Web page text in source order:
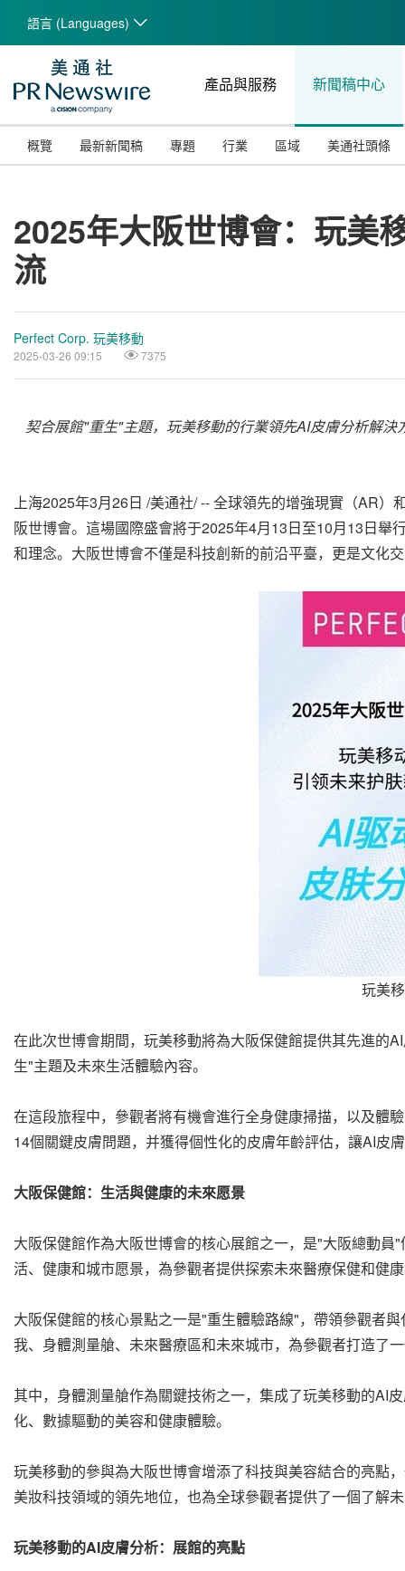
語言 (Languages)
產品與服務 新聞稿中心
概覽 最新新聞稿 專題 行業 區域 美通社頭條
2025年大阪世博會：玩美
流
Perfect Corp. 玩美移動
2025-03-26 09:15 7375
契合展館"重生"主題，玩美移動的行業領先AI皮膚分析解
上海2025年3月26日 /美通社/ -- 全球領先的增強現實（AR
阪世博會。這場國際盛會將于2025年4月13日至10月13日
和理念。大阪世博會不僅是科技創新的前沿平臺，更是文化
玩美
在此次世博會期間，玩美移動將為大阪保健館提供其先進的
生"主題及未來生活體驗內容。
在這段旅程中，參觀者將有機會進行全身健康掃描，以及體
14個關鍵皮膚問題，并獲得個性化的皮膚年齡評估，讓AI皮
大阪保健館：生活與健康的未來愿景
大阪保健館作為大阪世博會的核心展館之一，是"大阪總動
活、健康和城市愿景，為參觀者提供探索未來醫療保健和健
大阪保健館的核心景點之一是"重生體驗路線"，帶領參觀者
我、身體測量艙、未來醫療區和未來城市，為參觀者打造了
其中，身體測量艙作為關鍵技術之一，集成了玩美移動的AI
化、數據驅動的美容和健康體驗。
玩美移動的參與為大阪世博會增添了科技與美容結合的亮點
美妝科技領域的領先地位，也為全球參觀者提供了一個了解
玩美移動的AI皮膚分析：展館的亮點